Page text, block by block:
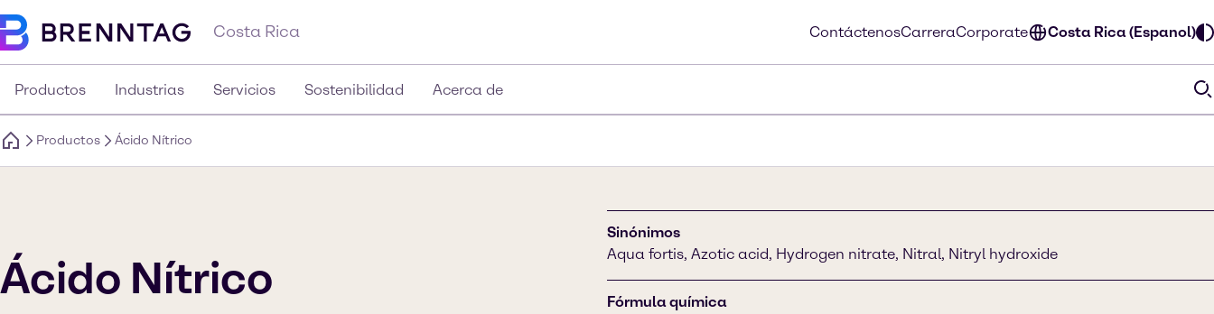
Costa Rica ContáctenosCarreraCorporate Costa Rica (Espanol)
Productos Industrias Servicios Sostenibilidad Acerca de
Productos Ácido Nítrico
Ácido Nítrico
Sinónimos
Aqua fortis, Azotic acid, Hydrogen nitrate, Nitral, Nitryl hydroxide
Fórmula química